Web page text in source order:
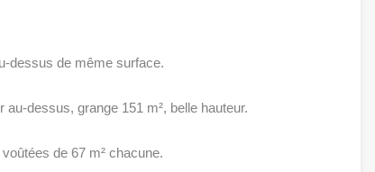
dessus de même surface.
au-dessus, grange 151 m², belle hauteur.
de 67 m² chacune.